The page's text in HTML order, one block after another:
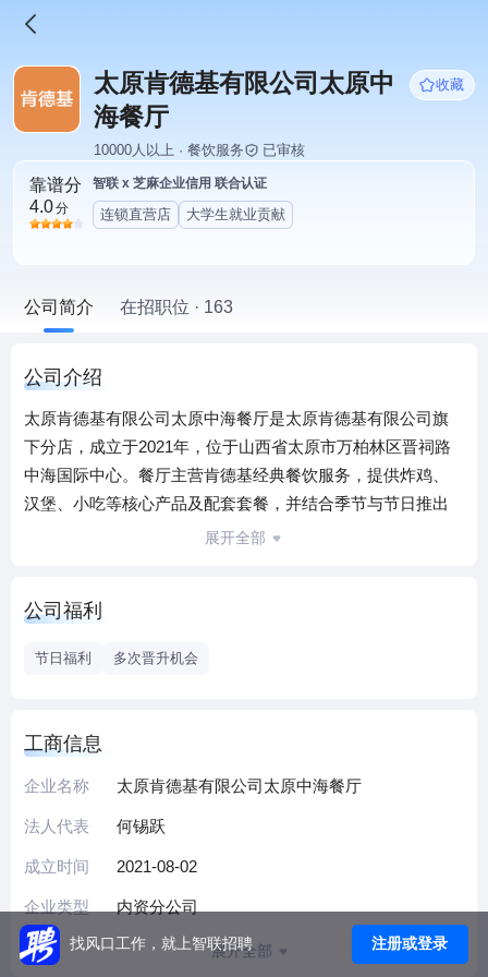
太原肯德基有限公司太原中
海餐厅
收藏
10000人以上 · 餐饮服务 已审核
靠谱分
4.0分
智联 x 芝麻企业信用 联合认证
连锁直营店 大学生就业贡献
公司简介 在招职位 · 163
公司介绍
太原肯德基有限公司太原中海餐厅是太原肯德基有限公司旗
下分店，成立于2021年，位于山西省太原市万柏林区晋祠路
中海国际中心。餐厅主营肯德基经典餐饮服务，提供炸鸡、
汉堡、小吃等核心产品及配套套餐，并结合季节与节日推出
限定活动。依托肯德基全球标准化运营体系，餐厅执行统一
餐效率与产品组合，提供堂食、外卖及外带等多元服务选
为周边消费者日常餐饮的可靠选择。
展开全部
公司福利
节日福利 多次晋升机会
工商信息
企业名称 太原肯德基有限公司太原中海餐厅
法人代表 何锡跃
成立时间 2021-08-02
企业类型 内资分公司
展开全部
找风口工作，就上智联招聘 注册或登录